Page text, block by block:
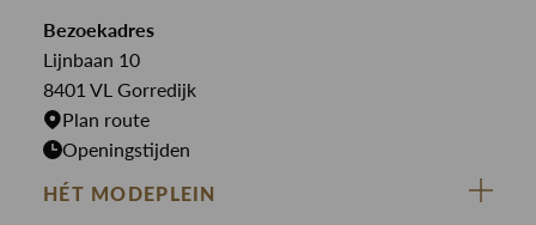
Bekijk alle merken >
Jurken
Rokken
Truien
T-shirts
Bezoekadres
Lijnbaan 10
8401 VL Gorredijk
Plan route
Openingstijden
HÉT MODEPLEIN